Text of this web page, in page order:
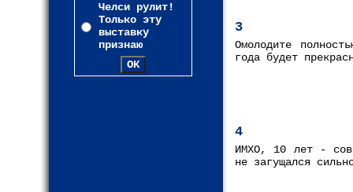
Челси рулит!
Только эту
выставку
признаю
3
Омолодите
года будет
4
ИМХО, 10 лет -
не загущался